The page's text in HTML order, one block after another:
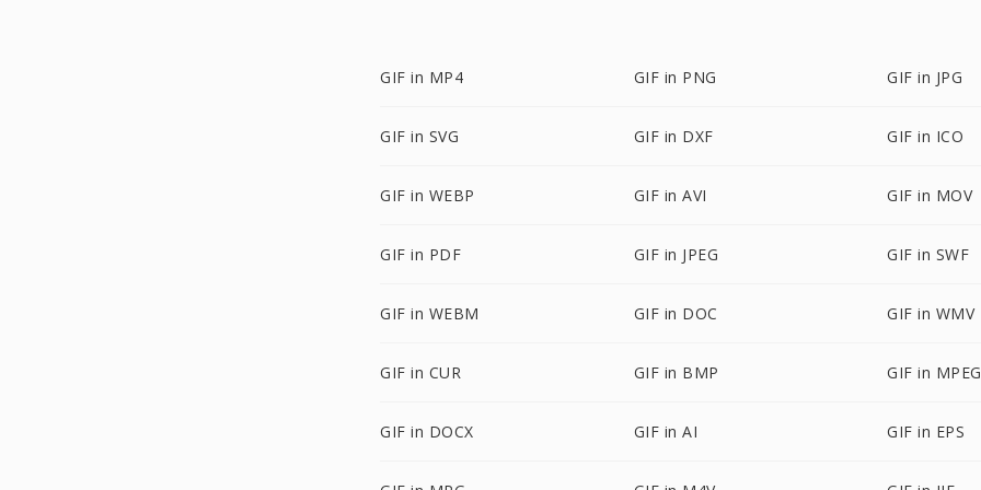
GIF in MP4 GIF in PNG GIF in JPG
GIF in SVG GIF in DXF GIF in ICO
GIF in WEBP GIF in AVI GIF in MOV
GIF in PDF GIF in JPEG GIF in SWF
GIF in WEBM GIF in DOC GIF in WMV
GIF in CUR GIF in BMP GIF in MPEG
GIF in DOCX GIF in AI GIF in EPS